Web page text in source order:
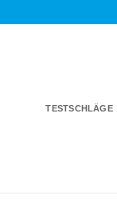
TESTSCHLÄGE